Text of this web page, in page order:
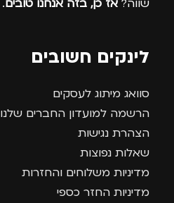
שווה? אז כן, בזה אנחנו טובים.
לינקים חשובים
סוואג מיתוג לעסקים
הרשמה למועדון החברים שלנו
הצהרת נגישות
שאלות נפוצות
מדיניות משלוחים והחזרות
מדיניות החזר כספי